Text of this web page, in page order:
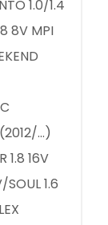
1.0/1.4
8V MPI
...)
1.8 16V
1.6